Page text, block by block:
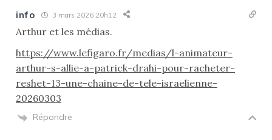
info 3 mars 2026 20h12
Arthur et les médias.
https://www.lefigaro.fr/medias/l-animateur-
arthur-s-allie-a-patrick-drahi-pour-racheter-
reshet-13-une-chaine-de-tele-israelienne-
20260303
Répondre